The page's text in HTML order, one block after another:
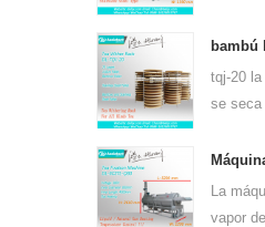
550
tqj-20
se seca
para
La
vapor